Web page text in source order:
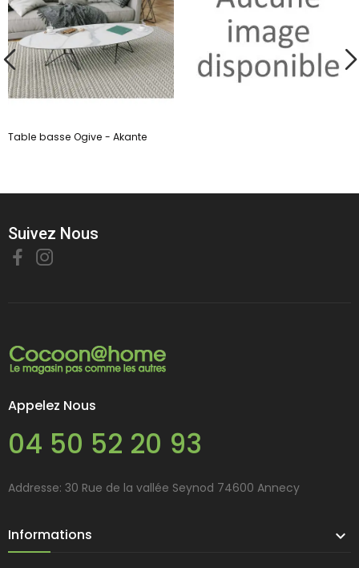
Table basse Ogive - Akante
Suivez Nous
Appelez Nous
04 50 52 20 93
Addresse: 30 Rue de la vallée Seynod 74600 Annecy
Informations 